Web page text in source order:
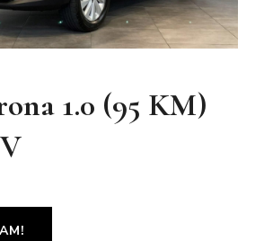
1.0 (95 KM)